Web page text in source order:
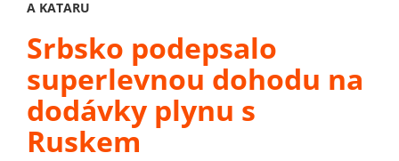
A KATARU
Srbsko podepsalo
superlevnou dohodu na
dodávky plynu s
Ruskem